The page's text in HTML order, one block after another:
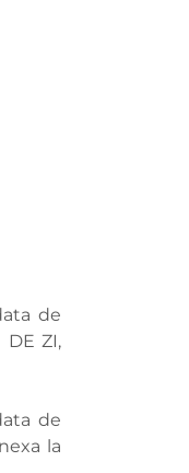
de
DE ZI,
de
la